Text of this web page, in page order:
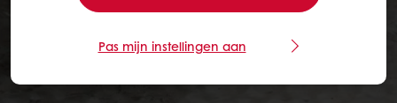
Pas mijn instellingen aan